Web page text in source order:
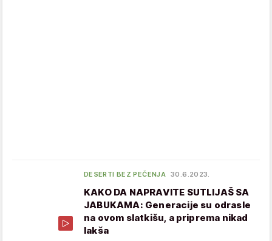
DESERTI BEZ PEČENJA 30.6.2023.
KAKO DA NAPRAVITE SUTLIJAŠ SA
JABUKAMA: Generacije su odrasle
na ovom slatkišu, a priprema nikad
lakša